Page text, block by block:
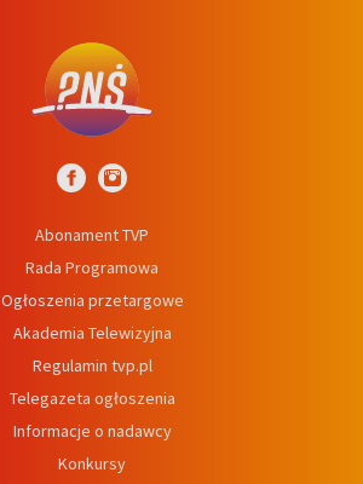
Abonament TVP
Rada Programowa
Ogłoszenia przetargowe
Akademia Telewizyjna
Regulamin tvp.pl
Telegazeta ogłoszenia
Informacje o nadawcy
Konkursy